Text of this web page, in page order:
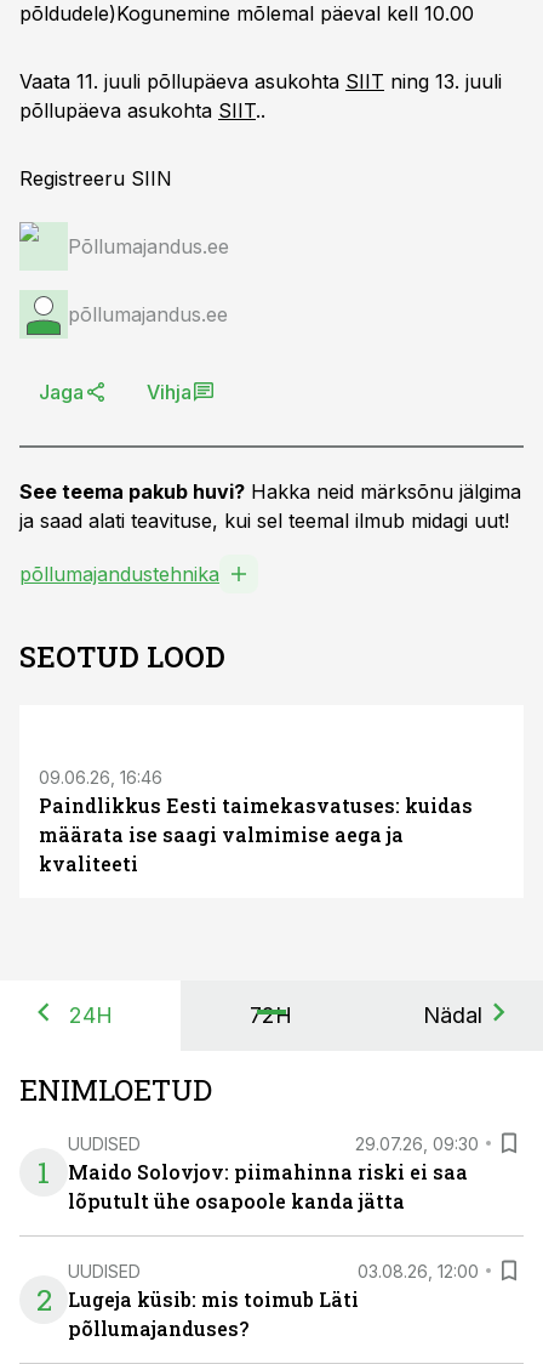
põldudele)Kogunemine mõlemal päeval kell 10.00
Vaata 11. juuli põllupäeva asukohta SIIT ning 13. juuli
põllupäeva asukohta SIIT..
Registreeru SIIN
Põllumajandus.ee
põllumajandus.ee
Jaga Vihja
See teema pakub huvi? Hakka neid märksõnu jälgima
ja saad alati teavituse, kui sel teemal ilmub midagi uut!
põllumajandustehnika
SEOTUD LOOD
09.06.26, 16:46
Paindlikkus Eesti taimekasvatuses: kuidas
määrata ise saagi valmimise aega ja
kvaliteeti
24H 72H Nädal
ENIMLOETUD
1
UUDISED 29.07.26, 09:30
Maido Solovjov: piimahinna riski ei saa
lõputult ühe osapoole kanda jätta
2
UUDISED 03.08.26, 12:00
Lugeja küsib: mis toimub Läti
põllumajanduses?